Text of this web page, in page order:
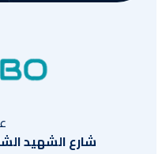
شارع الشهيد